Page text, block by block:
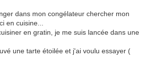
dans mon congélateur chercher mon
en cuisine...
en gratin, je me suis lancée dans une
une tarte étoilée et j'ai voulu essayer (